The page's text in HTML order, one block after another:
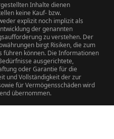
Inhalte dienen
keine Kauf- bzw.
explizit noch implizit als
der genannten
zu verstehen. Der
birgt Risiken, die zum
führen können. Die Informationen
ausgerichtete,
oder Garantie für die
und Vollständigkeit der zur
für Vermögensschäden wird
übernommen.